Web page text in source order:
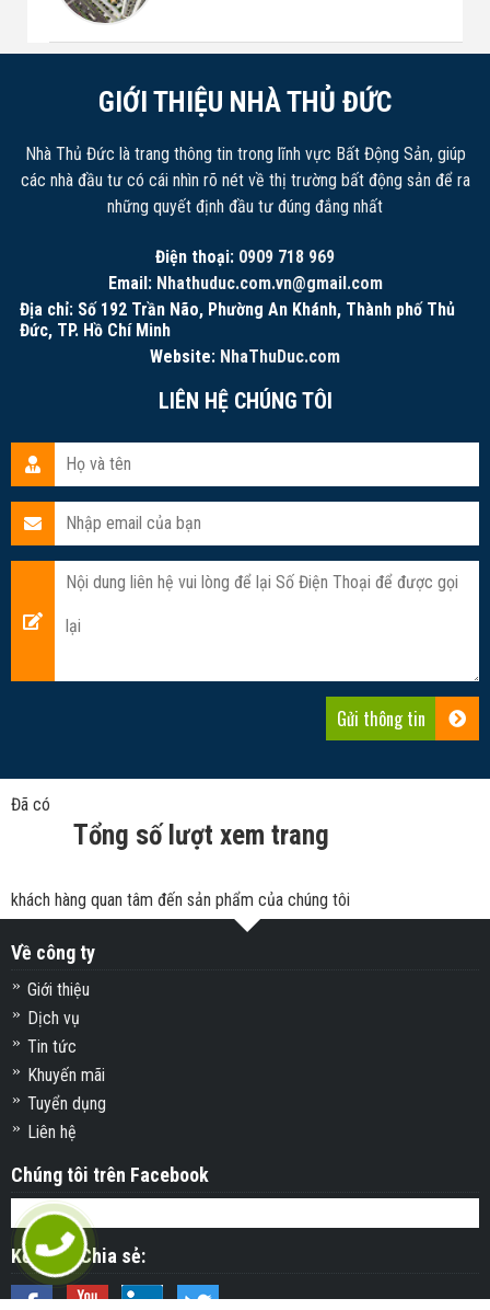
GIỚI THIỆU NHÀ THỦ ĐỨC
Nhà Thủ Đức là trang thông tin trong lĩnh vực Bất Động Sản, giúp
các nhà đầu tư có cái nhìn rõ nét về thị trường bất động sản để ra
những quyết định đầu tư đúng đắng nhất
Điện thoại: 0909 718 969
Email: Nhathuduc.com.vn@gmail.com
Địa chỉ: Số 192 Trần Não, Phường An Khánh, Thành phố Thủ
Đức, TP. Hồ Chí Minh
Website: NhaThuDuc.com
LIÊN HỆ CHÚNG TÔI
Đã có
Tổng số lượt xem trang
khách hàng quan tâm đến sản phẩm của chúng tôi
Về công ty
Giới thiệu
Dịch vụ
Tin tức
Khuyến mãi
Tuyển dụng
Liên hệ
Chúng tôi trên Facebook
Kết nối&Chia sẻ: